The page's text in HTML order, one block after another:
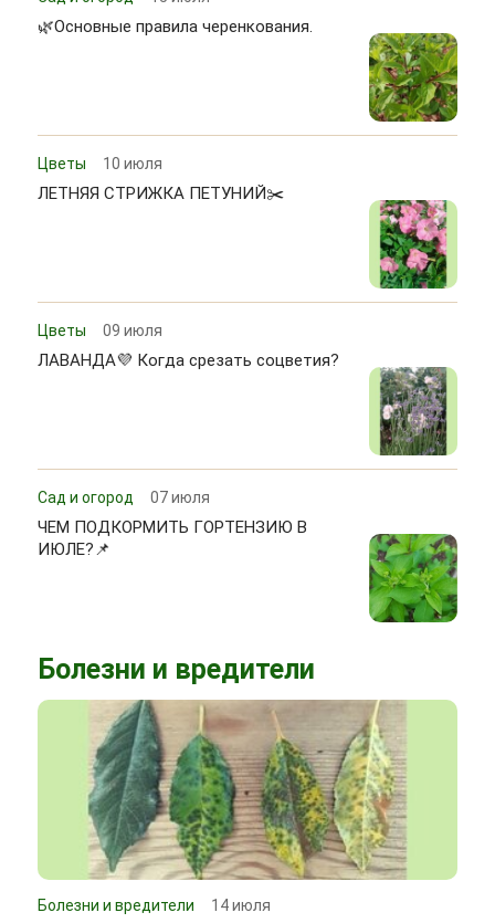
🌿Основные правила черенкования.
Цветы 10 июля
ЛЕТНЯЯ СТРИЖКА ПЕТУНИЙ✂️
Цветы 09 июля
ЛАВАНДА💜 Когда срезать соцветия?
Сад и огород 07 июля
ЧЕМ ПОДКОРМИТЬ ГОРТЕНЗИЮ В
ИЮЛЕ?📌
Болезни и вредители
Болезни и вредители 14 июля